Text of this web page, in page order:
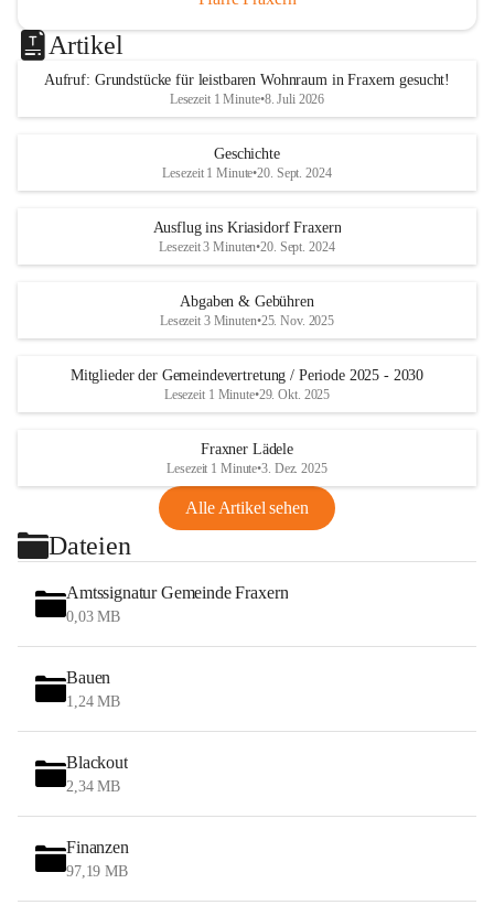
Artikel
Aufruf: Grundstücke für leistbaren Wohnraum in Fraxern gesucht!
Lesezeit 1 Minute•8. Juli 2026
Geschichte
Lesezeit 1 Minute•20. Sept. 2024
Ausflug ins Kriasidorf Fraxern
Lesezeit 3 Minuten•20. Sept. 2024
Abgaben & Gebühren
Lesezeit 3 Minuten•25. Nov. 2025
Mitglieder der Gemeindevertretung / Periode 2025 - 2030
Lesezeit 1 Minute•29. Okt. 2025
Fraxner Lädele
Lesezeit 1 Minute•3. Dez. 2025
Alle Artikel sehen
Dateien
Amtssignatur Gemeinde Fraxern
0,03 MB
Bauen
1,24 MB
Blackout
2,34 MB
Finanzen
97,19 MB